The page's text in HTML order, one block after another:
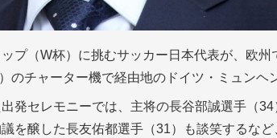
プ（W杯）に挑むサッカー日本代表が、欧
のチャーター機で経由地のドイツ・ミュンヘ
発セレモニーでは、主将の長谷部誠選手（
を醸した長友佑都選手（31）も談笑するな